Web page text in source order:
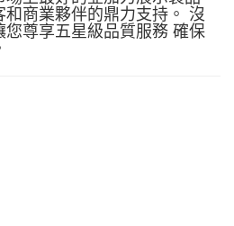
商業夥伴的鼎力支持。 沒
您尊享五星級品質服務 確保